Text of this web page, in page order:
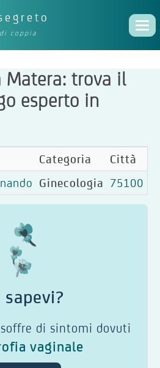
coppia
Matera: trova il
esperto in
Categoria
Città
Ginecologia 75100
sapevi?
soffre di sintomi dovuti
vaginale